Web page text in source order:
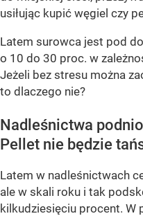
usiłując kupić węgiel czy
Latem surowca jest pod
o 10 do 30 proc. w
Jeżeli bez stresu można
to dlaczego nie?
Nadleśnictwa
Pellet nie będzie
Latem w nadleśnictwach
ale w skali roku i tak
kilkudziesięciu procent. W